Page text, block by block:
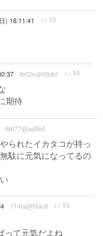
) 18:11:41 >> 52
fb02e@69dbf >> 54
期待
6bf77@ad9b0
られたイカタコが持っ
駄に元気になってるの
714fa@f3ac9 >> 55
って元気だよね